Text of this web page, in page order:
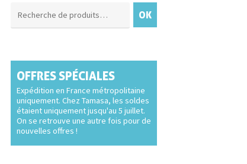
OK
OFFRES SPÉCIALES
Expédition en France métropolitaine
uniquement. Chez Tamasa, les soldes
étaient uniquement jusqu'au 5 juillet.
On se retrouve une autre fois pour de
nouvelles offres !